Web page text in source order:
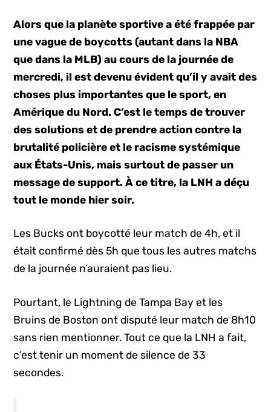
Alors que la planète sportive a été frappée par
une vague de boycotts (autant dans la NBA
que dans la MLB) au cours de la journée de
mercredi, il est devenu évident qu’il y avait des
choses plus importantes que le sport, en
Amérique du Nord. C’est le temps de trouver
des solutions et de prendre action contre la
brutalité policière et le racisme systémique
aux États-Unis, mais surtout de passer un
message de support. À ce titre, la LNH a déçu
tout le monde hier soir.
Les Bucks ont boycotté leur match de 4h, et il
était confirmé dès 5h que tous les autres matchs
de la journée n’auraient pas lieu.
Pourtant, le Lightning de Tampa Bay et les
Bruins de Boston ont disputé leur match de 8h10
sans rien mentionner. Tout ce que la LNH a fait,
c’est tenir un moment de silence de 33
secondes.